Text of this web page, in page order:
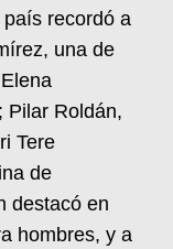
recordó a
una de
Pilar Roldán,
Tere
de
destacó en
hombres, y a